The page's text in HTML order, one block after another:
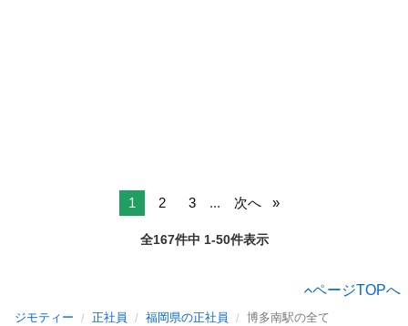
1 2 3 ... 次へ
全167件中 1-50件表示
ページTOPへ
ジモティー 正社員 福岡県の正社員 博多南駅の全て